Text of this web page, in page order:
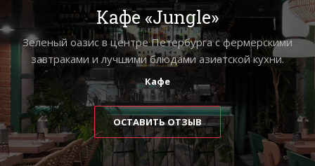
Кафе «Jungle»
Зеленый оазис в центре Петербурга с фермерскими
завтраками и лучшими блюдами азиатской кухни.
Кафе
ОСТАВИТЬ ОТЗЫВ